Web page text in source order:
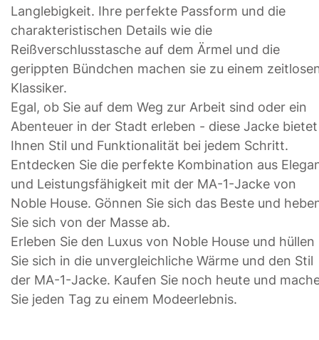
Langlebigkeit. Ihre perfekte Passform und die
charakteristischen Details wie die
Reißverschlusstasche auf dem Ärmel und die
gerippten Bündchen machen sie zu einem
Klassiker.
Egal, ob Sie auf dem Weg zur Arbeit sind oder ein
Abenteuer in der Stadt erleben - diese Jacke bietet
Ihnen Stil und Funktionalität bei jedem Schritt.
Entdecken Sie die perfekte Kombination aus
und Leistungsfähigkeit mit der MA-1-Jacke von
Noble House. Gönnen Sie sich das Beste und
Sie sich von der Masse ab.
Erleben Sie den Luxus von Noble House und hüllen
Sie sich in die unvergleichliche Wärme und den Stil
der MA-1-Jacke. Kaufen Sie noch heute und
Sie jeden Tag zu einem Modeerlebnis.